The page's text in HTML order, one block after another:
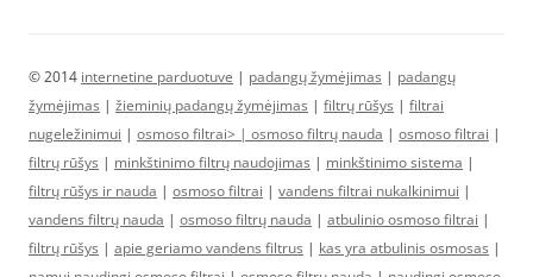
© 2014 internetine parduotuve | padangų žymėjimas | padangų
žymėjimas | žieminių padangų žymėjimas | filtrų rūšys | filtrai
nugeležinimui | osmoso filtrai> | osmoso filtrų nauda | osmoso filtrai |
filtrų rūšys | minkštinimo filtrų naudojimas | minkštinimo sistema |
filtrų rūšys ir nauda | osmoso filtrai | vandens filtrai nukalkinimui |
vandens filtrų nauda | osmoso filtrų nauda | atbulinio osmoso filtrai |
filtrų rūšys | apie geriamo vandens filtrus | kas yra atbulinis osmosas |